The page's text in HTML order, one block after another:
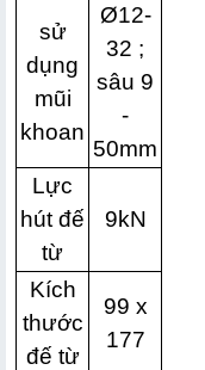
sử
dụng
mũi
khoan
Ø12-
32 ;
sâu 9
-
50mm
Lực
hút đế
từ
9kN
Kích
thước
đế từ
99 x
177